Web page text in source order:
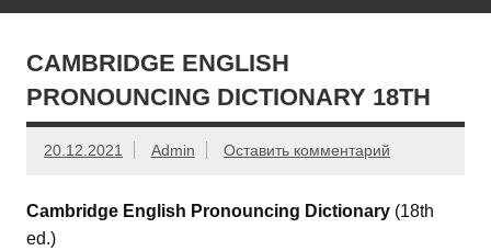
CAMBRIDGE ENGLISH
PRONOUNCING DICTIONARY 18TH
20.12.2021 Admin Оставить комментарий
Cambridge English Pronouncing Dictionary (18th
ed.)